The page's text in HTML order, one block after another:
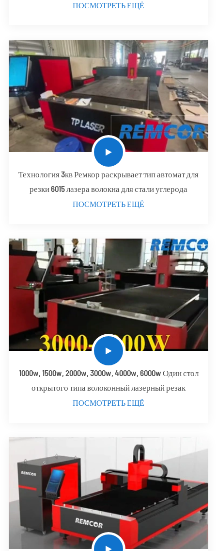
ПОСМОТРЕТЬ ЕЩЁ
Технология 3кв Ремкор раскрывает тип автомат для
резки 6015 лазера волокна для стали углерода
ПОСМОТРЕТЬ ЕЩЁ
1000w, 1500w, 2000w, 3000w, 4000w, 6000w Один стол
открытого типа волоконный лазерный резак
ПОСМОТРЕТЬ ЕЩЁ